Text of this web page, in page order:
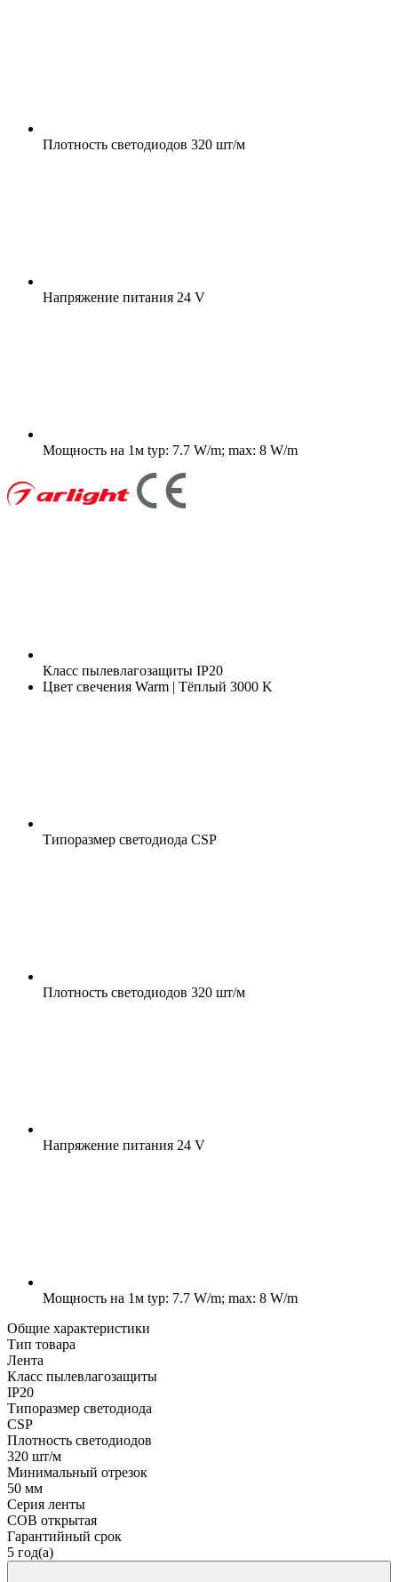
Плотность светодиодов 320 шт/м
Напряжение питания 24 V
Мощность на 1м typ: 7.7 W/m; max: 8 W/m
Класс пылевлагозащиты IP20
Цвет свечения Warm | Тёплый 3000 K
Типоразмер светодиода CSP
Плотность светодиодов 320 шт/м
Напряжение питания 24 V
Мощность на 1м typ: 7.7 W/m; max: 8 W/m
Общие характеристики
Тип товара
Лента
Класс пылевлагозащиты
IP20
Типоразмер светодиода
CSP
Плотность светодиодов
320 шт/м
Минимальный отрезок
50 мм
Серия ленты
COB открытая
Гарантийный срок
5 год(а)